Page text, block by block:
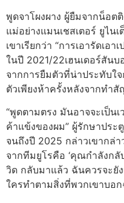
พูดจาโผงผาง ผู้ยืมจากน็อต
แม่อย่างแมนเชสเตอร์ ยูไน
เขาเรียกว่า “การเอารัดเอ
ในปี 2021/22เฮนเดอร์สัน
จากการยืมตัวที่น่าประทับใ
ตัวเพียงห้าครั้งหลังจากทำ
“พูดตามตรง มันอาจจะเป็น
ค้าแข้งของผม” ผู้รักษาปร
จนถึงปี 2025 กล่าวเขากล่
จากทีมยูโรคือ ‘คุณกำลังกลั
วิด กลับมาแล้ว ฉันควรจะยั
ใครทำตามสิ่งที่พวกเขาบอ